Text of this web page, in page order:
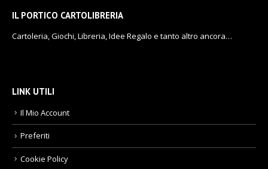
IL PORTICO CARTOLIBRERIA
Cartoleria, Giochi, Libreria, Idee Regalo e tanto altro ancora…
LINK UTILI
Il Mio Account
Preferiti
Cookie Policy